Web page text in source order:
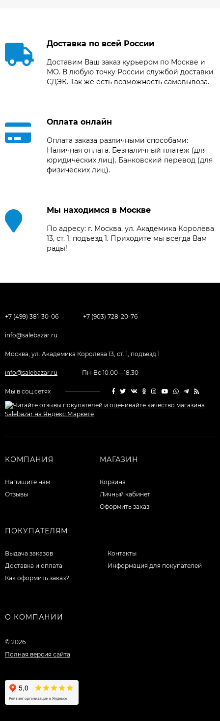
Доставка по всей России
Доставим Ваш заказ курьером по Москве и
МО. В любую точку России службой доставки
СДЭК. Так же есть возможность самовывоза.
Оплата онлайн
Оплата заказа различными способами:
Наличная оплата. Безналичный платеж (для
юридических лиц). Банковский перевод (для
физических лиц).
Мы находимся в Москве
По адресу: г. Москва, ул. Академика Королёва
13, ст. 1, подъезд 1. Приходите мы всегда Вам
рады!
+7 (499) 381-30-06 +7 (903) 728-20-76
info@salebazar.ru
Москва, ул. Академика Королёва 13, ст. 1, подъезд 1
info@salebazar.ru Пн-Вс 10:00—18:30
Мы в соц.сетях
КОМПАНИЯ
Напишите нам
Отзывы
МАГАЗИН
Корзина
Личный кабинет
Оформить заказ
ПОКУПАТЕЛЯМ
Выдача заказов
Доставка и оплата
Как оформить заказ?
Контакты
Информация для покупателей
О КОМПАНИИ
© 2026
Полная версия сайта